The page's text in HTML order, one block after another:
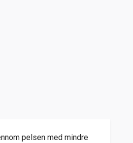
pelsen med mindre